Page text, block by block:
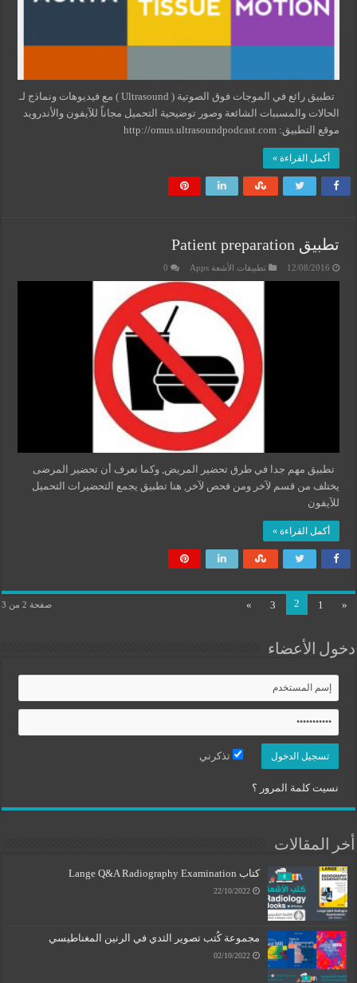
تطبيق رائع في الموجات فوق الصوتية ( Ultrasound ) مع فيديوهات ونماذج لـ
الحالات والمسببات الشائعة وصور توضيحية التحميل مجاناً للآيفون والأندرويد
موقع التطبيق: http://omus.ultrasoundpodcast.com
أكمل القراءة »
تطبيق Patient preparation
12/08/2016 تطبيقات الأشعة Apps 0
تطبيق مهم جدا في طرق تحضير المريض, وكما نعرف أن تحضير المرضى
يختلف من قسم لآخر ومن فحص لآخر, هنا تطبيق يجمع التحضيرات التحميل
للآيفون
أكمل القراءة »
صفحة 2 من 3 «
1
2
3
»
دخول الأعضاء
تذكرني
نسيت كلمة المرور ؟
أخر المقالات
كتاب Lange Q&A Radiography Examination
22/10/2022
مجموعة كُتب تصوير الثدي في الرنين المغناطيسي
02/10/2022